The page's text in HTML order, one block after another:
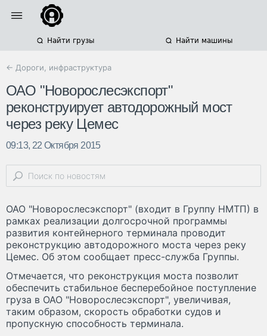
Найти грузы Найти машины
← Дороги, инфраструктура
ОАО "Новорослесэкспорт"
реконструирует автодорожный мост
через реку Цемес
09:13, 22 Октября 2015
ОАО "Новорослесэкспорт" (входит в Группу НМТП) в
рамках реализации долгосрочной программы
развития контейнерного терминала проводит
реконструкцию автодорожного моста через реку
Цемес. Об этом сообщает пресс-служба Группы.
Отмечается, что реконструкция моста позволит
обеспечить стабильное бесперебойное поступление
груза в ОАО "Новорослесэкспорт", увеличивая,
таким образом, скорость обработки судов и
пропускную способность терминала.